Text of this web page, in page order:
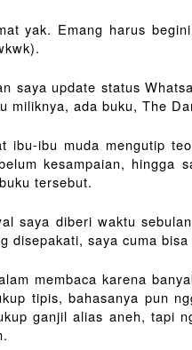
yak. Emang harus
saya update status
miliknya, ada buku, The
ibu-ibu muda mengutip
kesampaian, hingga
tersebut.
saya diberi waktu
disepakati, saya cuma
membaca karena
tipis, bahasanya pun
ganjil alias aneh, tapi